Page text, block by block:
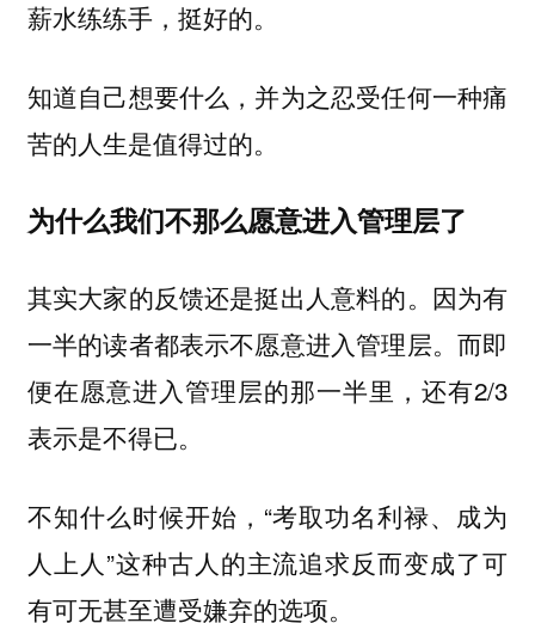
薪水练练手，挺好的。
知道自己想要什么，并为之忍受任何一种痛
苦的人生是值得过的。
为什么我们不那么愿意进入管理层了
其实大家的反馈还是挺出人意料的。因为有
一半的读者都表示不愿意进入管理层。而即
便在愿意进入管理层的那一半里，还有2/3
表示是不得已。
不知什么时候开始，“考取功名利禄、成为
人上人”这种古人的主流追求反而变成了可
有可无甚至遭受嫌弃的选项。